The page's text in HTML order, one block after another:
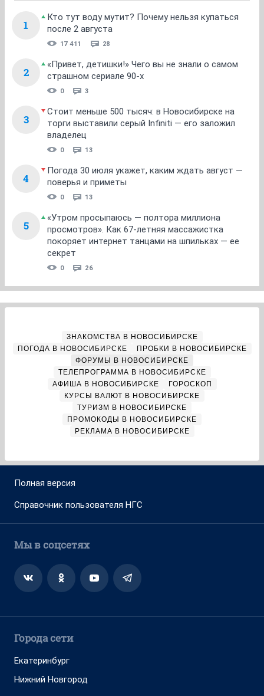
1
Кто тут воду мутит? Почему нельзя купаться
после 2 августа
17 411 28
2
«Привет, детишки!» Чего вы не знали о самом
страшном сериале 90-х
0 3
3
Стоит меньше 500 тысяч: в Новосибирске на
торги выставили серый Infiniti — его заложил
владелец
0 13
4
Погода 30 июля укажет, каким ждать август —
поверья и приметы
0 13
5
«Утром просыпаюсь — полтора миллиона
просмотров». Как 67-летняя массажистка
покоряет интернет танцами на шпильках — ее
секрет
0 26
ЗНАКОМСТВА В НОВОСИБИРСКЕ
ПОГОДА В НОВОСИБИРСКЕ
ПРОБКИ В НОВОСИБИРСКЕ
ФОРУМЫ В НОВОСИБИРСКЕ
ТЕЛЕПРОГРАММА В НОВОСИБИРСКЕ
АФИША В НОВОСИБИРСКЕ
ГОРОСКОП
КУРСЫ ВАЛЮТ В НОВОСИБИРСКЕ
ТУРИЗМ В НОВОСИБИРСКЕ
ПРОМОКОДЫ В НОВОСИБИРСКЕ
РЕКЛАМА В НОВОСИБИРСКЕ
Полная версия
Справочник пользователя НГС
Мы в соцсетях
Города сети
Екатеринбург
Нижний Новгород